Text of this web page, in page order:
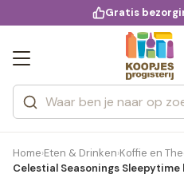
voor
Gratis
Zoeken
Categorieën
Merken
Home›Eten & Drinken›Koffie en
Celestial Seasonings